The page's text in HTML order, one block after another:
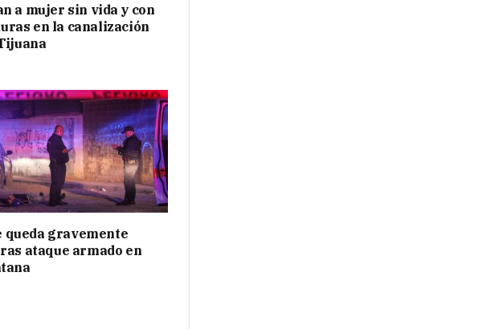
a mujer sin vida y con
en la canalización
queda gravemente
ataque armado en